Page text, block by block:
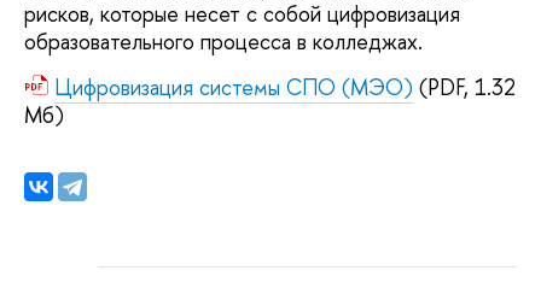
рисков, которые несет с собой цифровизация
образовательного процесса в колледжах.
Цифровизация системы СПО (МЭО) (PDF, 1.32
Мб)